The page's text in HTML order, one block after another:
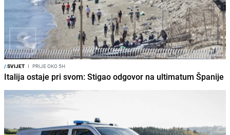
/SVIJET I PRIJE OKO 5H
Italija ostaje pri svom: Stigao odgovor na ultimatum Španije